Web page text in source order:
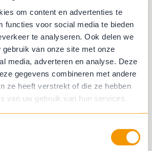
om content en advertenties te
functies voor social media te bieden
te analyseren. Ook delen we
gebruik van onze site met onze
media, adverteren en analyse. Deze
gegevens combineren met andere
ze heeft verstrekt of die ze hebben
van uw gebruik van hun services.
tuinslang in huis? Dan is een
ook een prima alternatief. Doe
de druk is veel te hoog
Klaar met schoonmaken,